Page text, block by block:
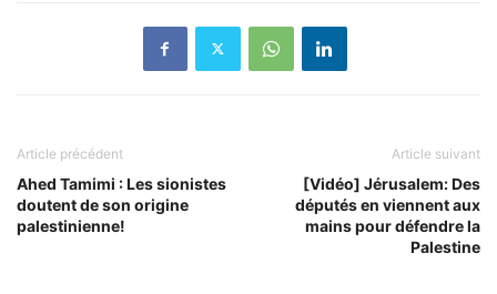
Article précédent
Ahed Tamimi : Les sionistes
doutent de son origine
palestinienne!
Article suivant
[Vidéo] Jérusalem: Des
députés en viennent aux
mains pour défendre la
Palestine